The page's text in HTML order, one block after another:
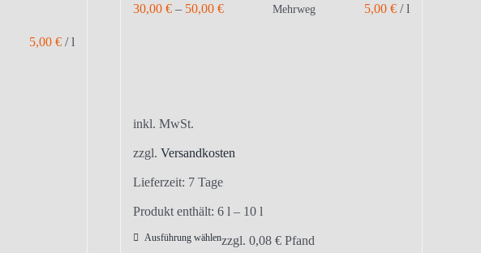
5,00 €/l
30,00 €– 50,00 € Mehrweg 5,00 €/l
inkl. MwSt.
zzgl. Versandkosten
Lieferzeit: 7 Tage
Produkt enthält: 6 l – 10 l
Ausführung wählenDieses
zzgl. 0,08 €Pfand